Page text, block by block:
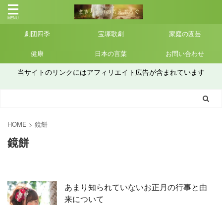
劇団四季 宝塚歌劇 家庭の園芸
健康 日本の言葉 お問い合わせ
当サイトのリンクにはアフィリエイト広告が含まれています
HOME > 鏡餅
鏡餅
あまり知られていないお正月の行事と由
来について